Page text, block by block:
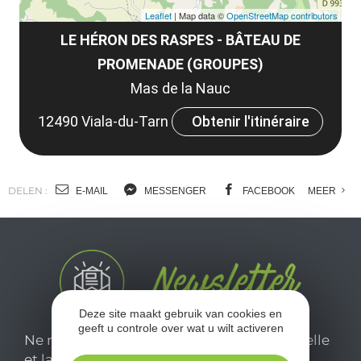
LE HÉRON DES RASPES - BÂTEAU DE
PROMENADE (GROUPES)
Mas de la Nauc
12490 Viala-du-Tarn
Obtenir l'itinéraire
Leaflet | Map data ©OpenStreetMap contributors
DELEN : E-MAIL MESSENGER FACEBOOK MEER
Ne manquez pas notre newsletter mensuelle
Deze site maakt gebruik van cookies en
geeft u controle over wat u wilt activeren